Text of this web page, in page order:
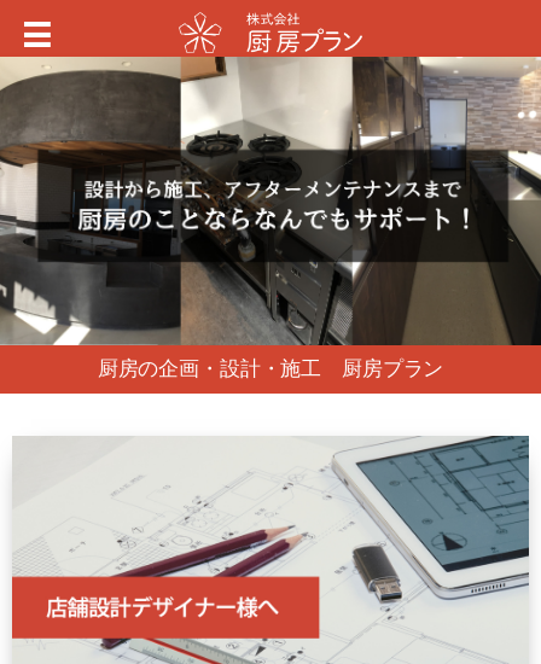
厨房の企画・設計・施工 厨房プラン